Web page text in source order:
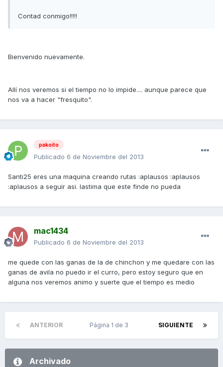
Contad conmigo!!!!!
Bienvenido nuevamente.
Allí nos veremos si el tiempo no lo impide.... aunque parece que
nos va a hacer "fresquito".
pakoito
Publicado 6 de Noviembre del 2013
Santi25 eres una maquina creando rutas :aplausos :aplausos
:aplausos a seguir asi. lastima que este finde no pueda
mac1434
Publicado 6 de Noviembre del 2013
me quede con las ganas de la de chinchon y me quedare con las
ganas de avila no puedo ir el curro, pero estoy seguro que en
alguna nos veremos animo y suerte que el tiempo es medio
ANTERIOR SIGUIENTE
Página 1 de 3
Archivado